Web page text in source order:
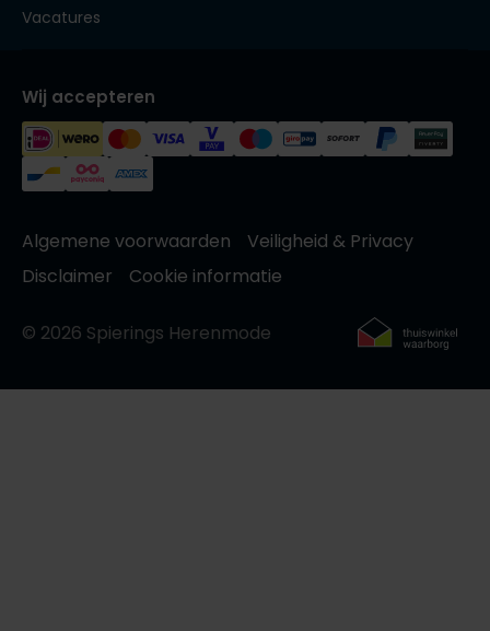
Vacatures
Wij accepteren
Algemene voorwaarden
Veiligheid & Privacy
Disclaimer
Cookie informatie
© 2026 Spierings Herenmode